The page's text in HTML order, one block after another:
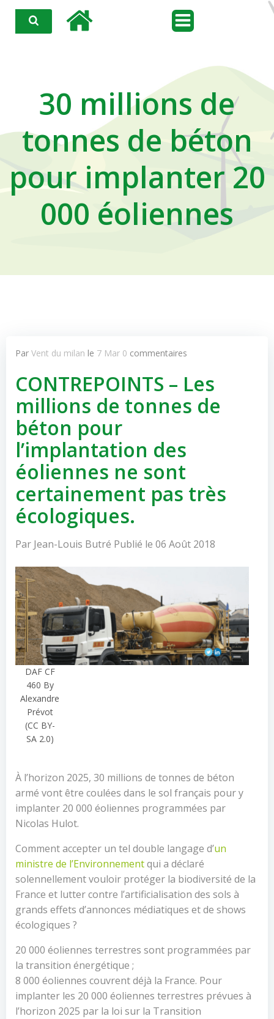
contenu
30 millions de
tonnes de béton
pour implanter 20
000 éoliennes
Par Vent du milan le 7 Mar 0 commentaires
CONTREPOINTS – Les
millions de tonnes de
béton pour
l’implantation des
éoliennes ne sont
certainement pas très
écologiques.
Par Jean-Louis Butré Publié le 06 Août 2018
DAF CF
460 By
Alexandre
Prévot
(CC BY-
SA 2.0)
À l’horizon 2025, 30 millions de tonnes de béton
armé vont être coulées dans le sol français pour y
implanter 20 000 éoliennes programmées par
Nicolas Hulot.
Comment accepter un tel double langage d’un
ministre de l’Environnementqui a déclaré
solennellement vouloir protéger la biodiversité de la
France et lutter contre l’artificialisation des sols à
grands effets d’annonces médiatiques et de shows
écologiques ?
20 000 éoliennes terrestres sont programmées par
la transition énergétique ;
8 000 éoliennes couvrent déjà la France. Pour
implanter les 20 000 éoliennes terrestres prévues à
l’horizon 2025 par la loi sur la Transition